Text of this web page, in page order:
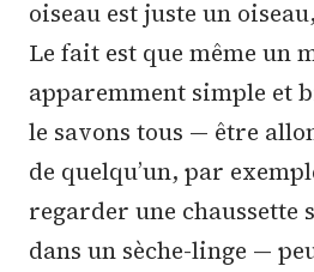
oiseau est juste un
Le fait est que même un
apparemment simple et
le savons tous — être
de quelqu’un, par
regarder une
dans un sèche-linge —